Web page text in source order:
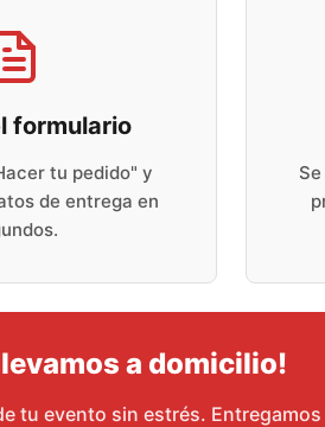
formulario
tu pedido" y
de entrega en
llevamos a domicilio!
tu evento sin estrés.